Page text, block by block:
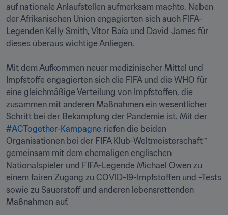
auf nationale Anlaufstellen aufmerksam machte. Neben
der Afrikanischen Union engagierten sich auch FIFA-
Legenden Kelly Smith, Vítor Baía und David James für
dieses überaus wichtige Anliegen.
Mit dem Aufkommen neuer medizinischer Mittel und
Impfstoffe engagierten sich die FIFA und die WHO für
eine gleichmäßige Verteilung von Impfstoffen, die
zusammen mit anderen Maßnahmen ein wesentlicher
#ACTogether-Kampagne riefen die beiden
Organisationen bei der FIFA Klub-Weltmeisterschaft™
gemeinsam mit dem ehemaligen englischen
Nationalspieler und FIFA-Legende Michael Owen zu
einem fairen Zugang zu COVID-19-Impfstoffen und -Tests
sowie zu Sauerstoff und anderen lebensrettenden
Maßnahmen auf.